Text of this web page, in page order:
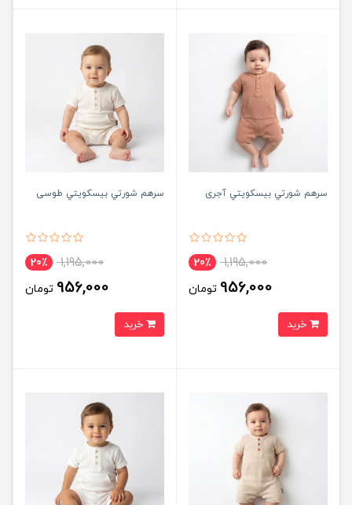
سرهم شورتي بيسكويتي آجری
1,195,000 20٪
956,000 تومان
سرهم شورتي بيسكويتي طوسی
1,195,000 20٪
956,000 تومان